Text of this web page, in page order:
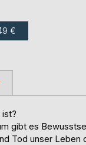
€
gibt es
Tod unser Leben